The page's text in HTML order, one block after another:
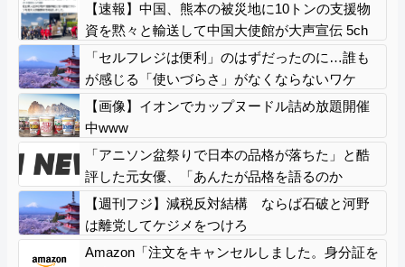
【速報】中国、熊本の被災地に10トンの支援物
資を黙々と輸送して中国大使館が大声宣伝 5ch
「まあ見え透いてるけど支援はありがとね」
「セルフレジは便利」のはずだったのに…誰も
が感じる「使いづらさ」がなくならないワケ
【画像】イオンでカップヌードル詰め放題開催
中www
「アニソン盆祭りで日本の品格が落ちた」と酷
評した元女優、「あんたが品格を語るのか
よ！」と総ツッコミを食らってしまい……
【週刊フジ】減税反対結構 ならば石破と河野
は離党してケジメをつけろ
Amazon「注文をキャンセルしました。身分証を